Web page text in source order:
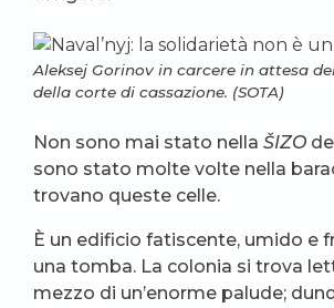
Aleksej Gorinov in carcere in attesa
della corte di cassazione. (SOTA)
Non sono mai stato nella ŠIZO
sono stato molte volte nella
trovano queste celle.
È un edificio fatiscente, umido e
una tomba. La colonia si trova
mezzo di un’enorme palude;